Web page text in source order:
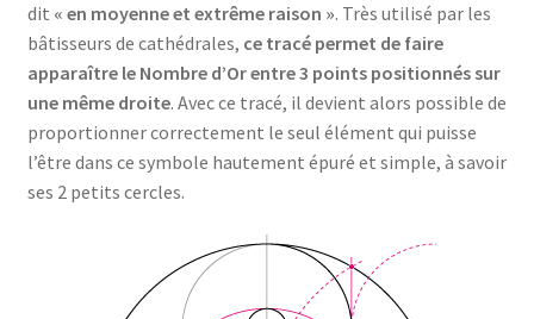
dit « en moyenne et extrême raison ». Très utilisé par les
bâtisseurs de cathédrales, ce tracé permet de faire
apparaître le Nombre d’Or entre 3 points positionnés sur
une même droite. Avec ce tracé, il devient alors possible de
proportionner correctement le seul élément qui puisse
l’être dans ce symbole hautement épuré et simple, à savoir
ses 2 petits cercles.